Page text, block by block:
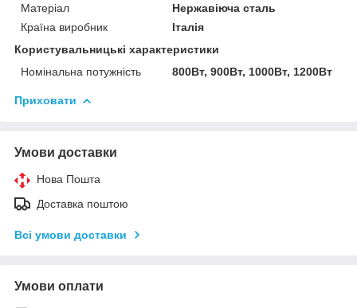
Матеріал
Нержавіюча сталь
Країна виробник
Італія
Користувальницькі характеристики
Номінальна потужність
800Вт, 900Вт, 1000Вт, 1200Вт
Приховати
Умови доставки
Нова Пошта
Доставка поштою
Всі умови доставки
Умови оплати